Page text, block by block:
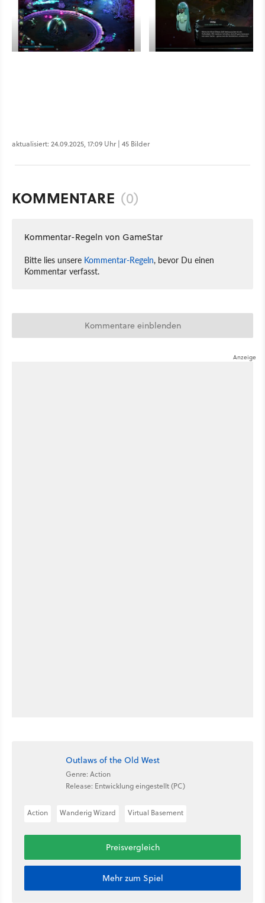
aktualisiert: 24.09.2025, 17:09 Uhr | 45 Bilder
KOMMENTARE (0)
Kommentar-Regeln von GameStar
Bitte lies unsere Kommentar-Regeln, bevor Du einen
Kommentar verfasst.
Kommentare einblenden
Outlaws of the Old West
Genre: Action
Release: Entwicklung eingestellt (PC)
Action Wanderig Wizard Virtual Basement
Preisvergleich
Mehr zum Spiel